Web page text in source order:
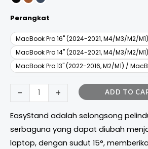
Perangkat
MacBook Pro 16" (2024-2021, M4/M3/M2/
MacBook Pro 14" (2024-2021, M4/M3/M2/M1)
MacBook Pro 13" (2022-2016, M2/M1) /
- + ADD TO
EasyStand adalah selongsong
serbaguna yang dapat diubah
laptop, dengan sudut 15°,